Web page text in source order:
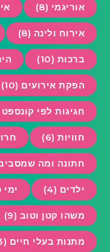
אוריגמי (8)
אירוח ולינה (8)
ברכות (10)
הפקת אירועים (10)
חגיגות לפי קונספט
חוויות (6)
חתונה ומה שמסביב
ילדים (4) ימי
משהו קטן וטוב (9)
מתנות בעלי חיים (3)